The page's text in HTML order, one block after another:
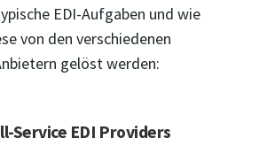
EDI-Aufgaben und wie
von den verschiedenen
gelöst werden:
Service EDI Providers